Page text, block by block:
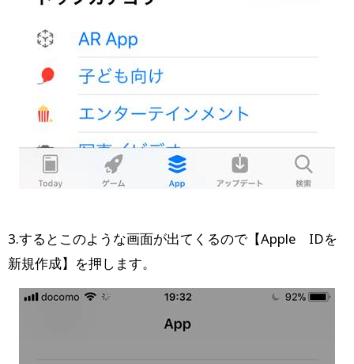
3.するとこのような画面が出てくるので【Apple IDを
新規作成】を押します。